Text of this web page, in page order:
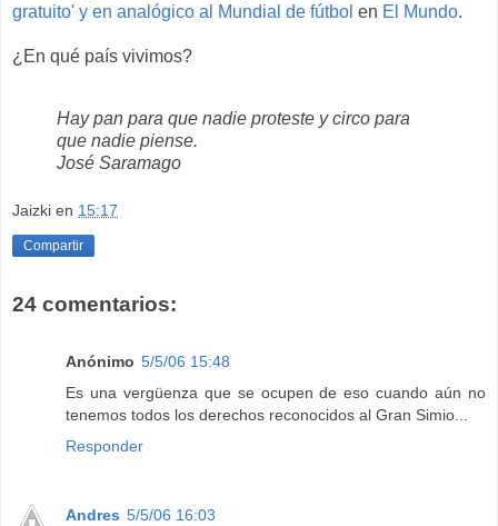
gratuito' y en analógico al Mundial de fútbol en El Mundo.
¿En qué país vivimos?
Hay pan para que nadie proteste y circo para
que nadie piense.
José Saramago
Jaizki en 15:17
Compartir
24 comentarios:
Anónimo 5/5/06 15:48
Es una vergüenza que se ocupen de eso cuando aún no
tenemos todos los derechos reconocidos al Gran Simio...
Responder
Andres 5/5/06 16:03